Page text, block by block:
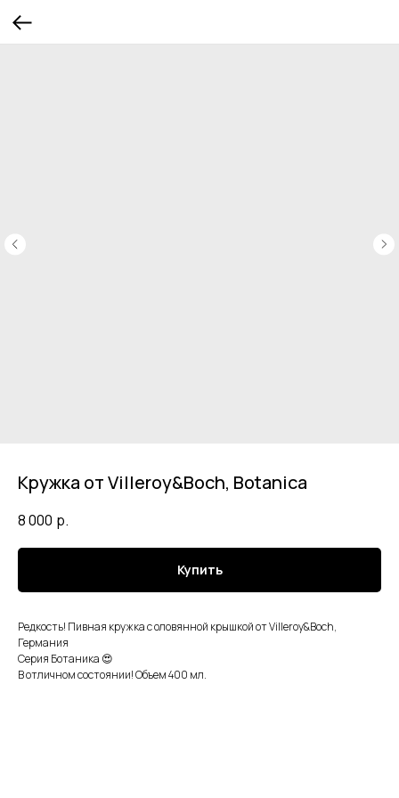
Кружка от Villeroy&Boch, Botanica
8 000 р.
Купить
Редкость! Пивная кружка с оловянной крышкой от Villeroy&Boch,
Германия
Серия Ботаника 😍
В отличном состоянии! Объем 400 мл.